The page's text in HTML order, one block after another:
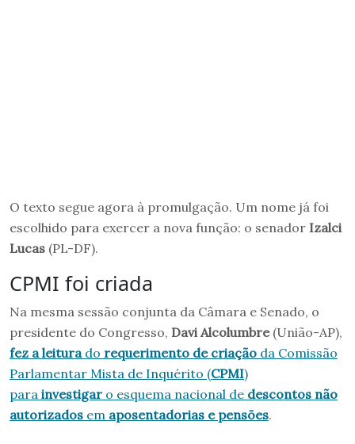
O texto segue agora à promulgação. Um nome já foi
escolhido para exercer a nova função: o senador Izalci
Lucas (PL-DF).
CPMI foi criada
Na mesma sessão conjunta da Câmara e Senado, o
presidente do Congresso, Davi Alcolumbre(União-AP),
fez a leiturado requerimento de criação da Comissão
Parlamentar Mista de Inquérito (CPMI)
para investigar o esquema nacional de descontos não
autorizados em aposentadorias e pensões.